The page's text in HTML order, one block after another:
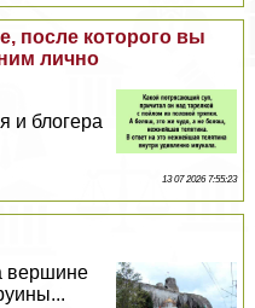
после которого вы
лично
и блогера
13 07 2026 7:55:23
вершине